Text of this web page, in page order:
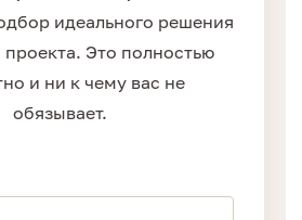
идеального решения
проекта. Это полностью
и ни к чему вас не
обязывает.